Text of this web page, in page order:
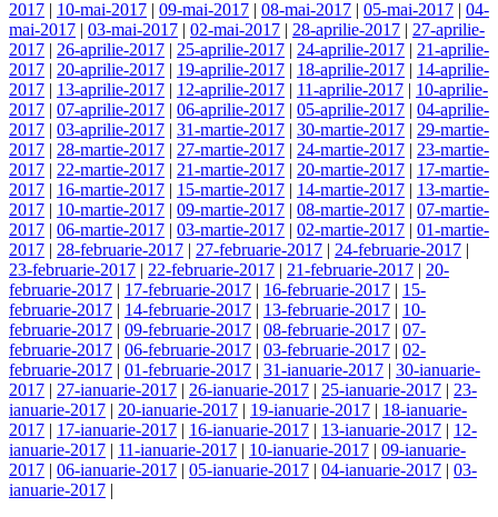
2017 | 10-mai-2017 | 09-mai-2017 | 08-mai-2017 | 05-mai-2017 | 04-
mai-2017 | 03-mai-2017 | 02-mai-2017 | 28-aprilie-2017 | 27-aprilie-
2017 | 26-aprilie-2017 | 25-aprilie-2017 | 24-aprilie-2017 | 21-aprilie-
2017 | 20-aprilie-2017 | 19-aprilie-2017 | 18-aprilie-2017 | 14-aprilie-
2017 | 13-aprilie-2017 | 12-aprilie-2017 | 11-aprilie-2017 | 10-aprilie-
2017 | 07-aprilie-2017 | 06-aprilie-2017 | 05-aprilie-2017 | 04-aprilie-
2017 | 03-aprilie-2017 | 31-martie-2017 | 30-martie-2017 | 29-martie-
2017 | 28-martie-2017 | 27-martie-2017 | 24-martie-2017 | 23-martie-
2017 | 22-martie-2017 | 21-martie-2017 | 20-martie-2017 | 17-martie-
2017 | 16-martie-2017 | 15-martie-2017 | 14-martie-2017 | 13-martie-
2017 | 10-martie-2017 | 09-martie-2017 | 08-martie-2017 | 07-martie-
2017 | 06-martie-2017 | 03-martie-2017 | 02-martie-2017 | 01-martie-
2017 | 28-februarie-2017 | 27-februarie-2017 | 24-februarie-2017 |
23-februarie-2017 | 22-februarie-2017 | 21-februarie-2017 | 20-
februarie-2017 | 17-februarie-2017 | 16-februarie-2017 | 15-
februarie-2017 | 14-februarie-2017 | 13-februarie-2017 | 10-
februarie-2017 | 09-februarie-2017 | 08-februarie-2017 | 07-
februarie-2017 | 06-februarie-2017 | 03-februarie-2017 | 02-
februarie-2017 | 01-februarie-2017 | 31-ianuarie-2017 | 30-ianuarie-
2017 | 27-ianuarie-2017 | 26-ianuarie-2017 | 25-ianuarie-2017 | 23-
ianuarie-2017 | 20-ianuarie-2017 | 19-ianuarie-2017 | 18-ianuarie-
2017 | 17-ianuarie-2017 | 16-ianuarie-2017 | 13-ianuarie-2017 | 12-
ianuarie-2017 | 11-ianuarie-2017 | 10-ianuarie-2017 | 09-ianuarie-
2017 | 06-ianuarie-2017 | 05-ianuarie-2017 | 04-ianuarie-2017 | 03-
ianuarie-2017 |